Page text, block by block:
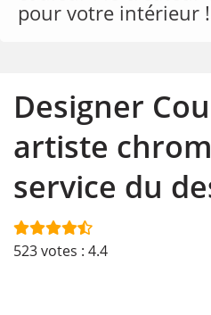
pour votre intérieur !
Designer
artiste
service du
523votes : 4.4